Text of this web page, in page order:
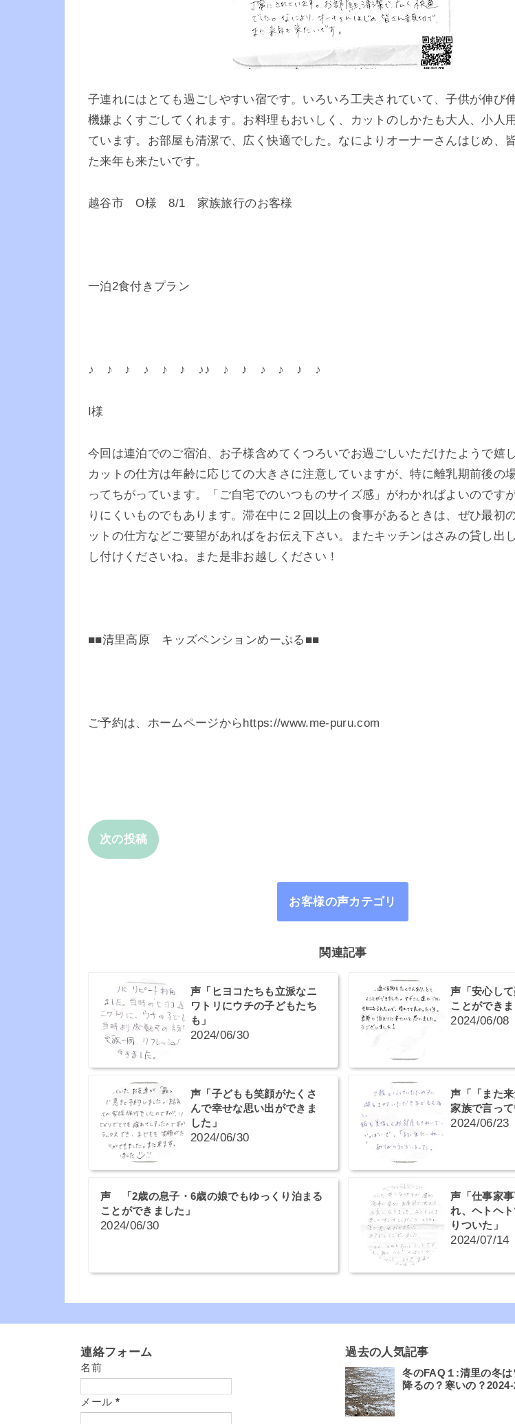
子連れにはとても過ごしやすい宿です。いろいろ工夫されていて、子供が伸び
機嫌よくすごしてくれます。お料理もおいしく、カットのしかたも大人、小人
ています。お部屋も清潔で、広く快適でした。なによりオーナーさんはじめ、
た来年も来たいです。
越谷市 O様 8/1 家族旅行のお客様
一泊2食付きプラン
♪ ♪ ♪ ♪ ♪ ♪ ♪♪ ♪ ♪ ♪ ♪ ♪ ♪
I様
今回は連泊でのご宿泊、お子様含めてくつろいでお過ごしいただけたようで嬉
カットの仕方は年齢に応じての大きさに注意していますが、特に離乳期前後の
ってちがっています。「ご自宅でのいつものサイズ感」がわかればよいのです
りにくいものでもあります。滞在中に２回以上の食事があるときは、ぜひ最初
ットの仕方などご要望があればをお伝え下さい。またキッチンはさみの貸し出
し付けくださいね。また是非お越しください！
■■清里高原 キッズペンションめーぷる■■
ご予約は、ホームページからhttps://www.me-puru.com
次の投稿
お客様の声カテゴリ
関連記事
声「ヒヨコたちも立派なニ
ワトリにウチの子どもたち
も」
2024/06/30
声「安心し
ことができま
2024/06/08
声「子どもも笑顔がたくさ
んで幸せな思い出ができま
した」
2024/06/30
声「「また
家族で言って
2024/06/23
声 「2歳の息子・6歳の娘でもゆっくり泊まる
ことができました」
2024/06/30
声「仕事家
れ、ヘトヘ
りついた」
2024/07/14
連絡フォーム
名前
メール *
過去の人気記事
冬のFAQ１:清里の冬
降るの？寒いの？